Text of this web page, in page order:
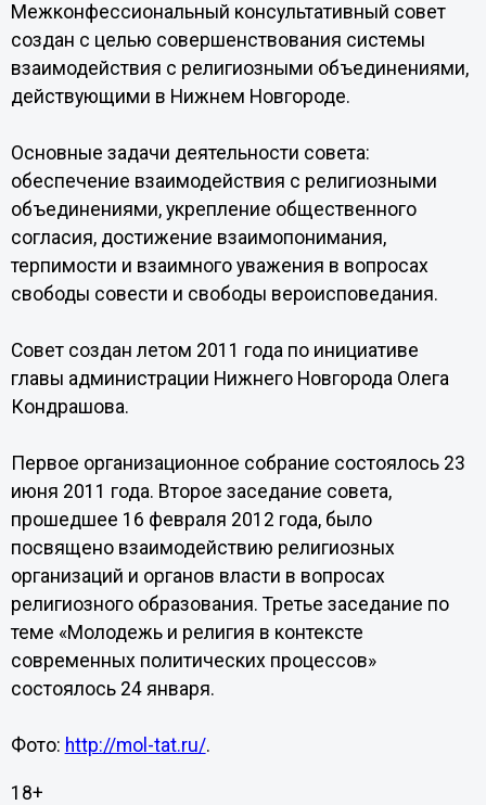
Межконфессиональный консультативный совет
создан с целью совершенствования системы
взаимодействия с религиозными объединениями,
действующими в Нижнем Новгороде.
Основные задачи деятельности совета:
обеспечение взаимодействия с религиозными
объединениями, укрепление общественного
согласия, достижение взаимопонимания,
терпимости и взаимного уважения в вопросах
свободы совести и свободы вероисповедания.
Совет создан летом 2011 года по инициативе
главы администрации Нижнего Новгорода Олега
Кондрашова.
Первое организационное собрание состоялось 23
июня 2011 года. Второе заседание совета,
прошедшее 16 февраля 2012 года, было
посвящено взаимодействию религиозных
организаций и органов власти в вопросах
религиозного образования. Третье заседание по
теме «Молодежь и религия в контексте
современных политических процессов»
состоялось 24 января.
Фото: http://mol-tat.ru/.
18+